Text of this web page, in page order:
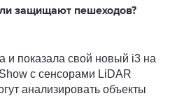
защищают пешеходов?
и показала свой новый i3 на
с сенсорами LiDAR
анализировать объекты